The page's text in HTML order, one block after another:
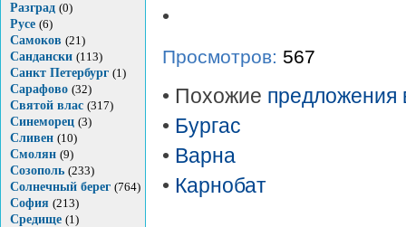
Разград (0)
Русе (6)
Самоков (21)
Сандански (113)
Санкт Петербург (1)
Сарафово (32)
Святой влас (317)
Синеморец (3)
Сливен (10)
Смолян (9)
Созополь (233)
Солнечный берег (764)
София (213)
Средище (1)
•
Просмотров: 567
• Похожие предложения
• Бургас
• Варна
• Карнобат